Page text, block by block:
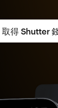
取得 Shutter